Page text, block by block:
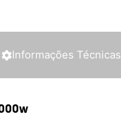
Informações Técnicas